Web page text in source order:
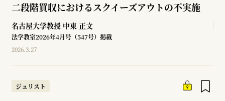
二段階買収におけるスクイーズアウトの不実施
名古屋大学教授 中東 正文
法学教室2026年4月号（547号）掲載
2026.3.27
ジュリスト